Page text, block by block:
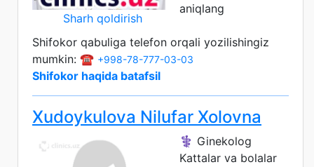
Sharh qoldirish
aniqlang
Shifokor qabuliga telefon orqali yozilishingiz
mumkin: ☎️ +998-78-777-03-03
Shifokor haqida batafsil
Xudoykulova Nilufar Xolovna
⚕️ Ginekolog
Kattalar va bolalar